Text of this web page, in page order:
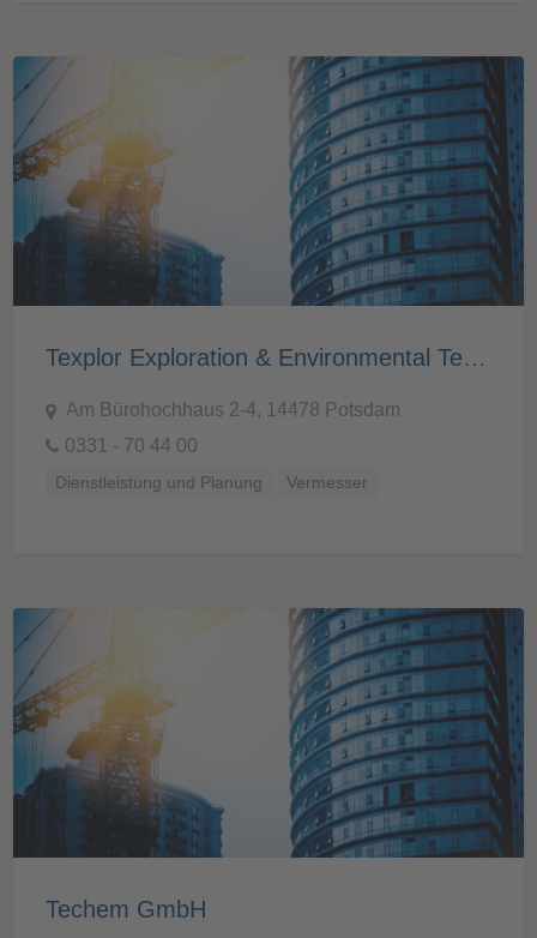
Texplor Exploration & Environmental Technology GmbH
Am Bürohochhaus 2-4, 14478 Potsdam
0331 - 70 44 00
Dienstleistung und Planung Vermesser
Techem GmbH